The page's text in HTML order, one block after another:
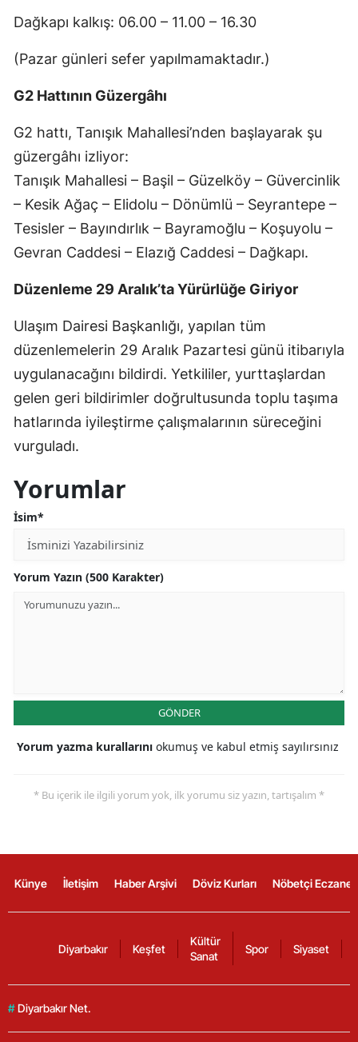
Dağkapı kalkış: 06.00 – 11.00 – 16.30
(Pazar günleri sefer yapılmamaktadır.)
G2 Hattının Güzergâhı
G2 hattı, Tanışık Mahallesi’nden başlayarak şu
güzergâhı izliyor:
Tanışık Mahallesi – Başil – Güzelköy – Güvercinlik
– Kesik Ağaç – Elidolu – Dönümlü – Seyrantepe –
Tesisler – Bayındırlık – Bayramoğlu – Koşuyolu –
Gevran Caddesi – Elazığ Caddesi – Dağkapı.
Düzenleme 29 Aralık’ta Yürürlüğe Giriyor
Ulaşım Dairesi Başkanlığı, yapılan tüm
düzenlemelerin 29 Aralık Pazartesi günü itibarıyla
uygulanacağını bildirdi. Yetkililer, yurttaşlardan
gelen geri bildirimler doğrultusunda toplu taşıma
hatlarında iyileştirme çalışmalarının süreceğini
vurguladı.
Yorumlar
İsim*
Yorum Yazın (500 Karakter)
GÖNDER
Yorum yazma kurallarını okumuş ve kabul etmiş sayılırsınız
* Bu içerik ile ilgili yorum yok, ilk yorumu siz yazın, tartışalım *
Künye İletişim Haber Arşivi Döviz Kurları Nöbetçi
Diyarbakır Keşfet
Kültür
Sanat
Spor Siyaset
# Diyarbakır Net.